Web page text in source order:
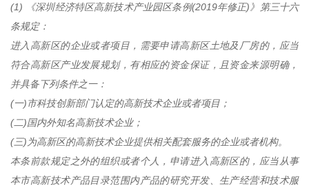
(1) 《深圳经济特区高新技术产业园区条例(2019年修正)》第三十六
条规定：
进入高新区的企业或者项目，需要申请高新区土地及厂房的，应当
符合高新区产业发展规划，有相应的资金保证，且资金来源明确，
并具备下列条件之一：
(一)市科技创新部门认定的高新技术企业或者项目；
(二)国内外知名高新技术企业；
(三)为高新区的高新技术企业提供相关配套服务的企业或者机构。
本条前款规定之外的组织或者个人，申请进入高新区的，应当从事
本市高新技术产品目录范围内产品的研究开发、生产经营和技术服